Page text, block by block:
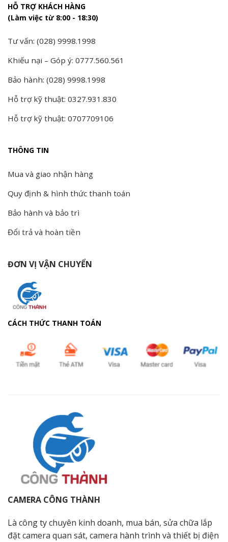
HỖ TRỢ KHÁCH HÀNG
(Làm việc từ 8:00 - 18:30)
Tư vấn: (028) 9998.1998
Khiếu nại – Góp ý: 0777.560.561
Bảo hành: (028) 9998.1998
Hỗ trợ kỹ thuật: 0327.931.830
Hỗ trợ kỹ thuật: 0707709106
THÔNG TIN
Mua và giao nhận hàng
Quy định & hình thức thanh toán
Bảo hành và bảo trì
Đổi trả và hoàn tiền
ĐƠN VỊ VẬN CHUYỂN
CÁCH THỨC THANH TOÁN
CAMERA CÔNG THÀNH
Là công ty chuyên kinh doanh, mua bán, sửa chữa lắp
đặt camera quan sát, camera hành trình và thiết bị điện